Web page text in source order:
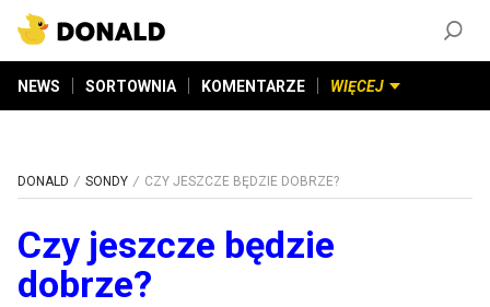
NEWS SORTOWNIA KOMENTARZE WIĘCEJ
DONALD SONDY CZY JESZCZE BĘDZIE DOBRZE?
Czy jeszcze będzie
dobrze?